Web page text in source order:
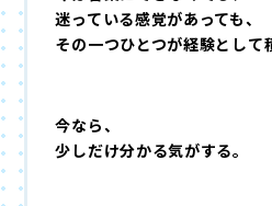
迷っている感覚があっても、
その一つひとつが経験として
今なら、
少しだけ分かる気がする。